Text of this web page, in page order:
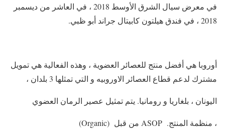
في معرض سيال الشرق الأوسط 2018 ، في العاشر من ديسمبر
2018 ، في فندق هيلتون كابيتال جراند أبو ظبي.
أوروبا هي أفضل منتج للعصائر العضوية ، وهذه الفعالية هي تمويل
مشترك لدعم قطاع العصائر الاوروبيه و التي تمثلها 3 بلدان ،
اليونان ، بلغاريا و رومانيا. يتم تمثيل عصير الرمان العضوي
، منظمة المنتج. ASOP من قبل (Organic)